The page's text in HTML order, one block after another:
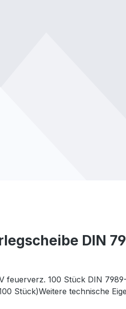
DIN
feuerverz. 100 Stück DIN
Stück)Weitere technische